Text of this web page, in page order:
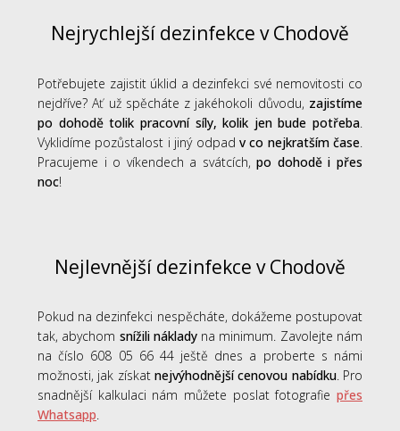
Nejrychlejší dezinfekce v Chodově
Potřebujete zajistit úklid a dezinfekci své nemovitosti co
nejdříve? Ať už spěcháte z jakéhokoli důvodu, zajistíme
po dohodě tolik pracovní síly, kolik jen bude potřeba
Vyklidíme pozůstalost i jiný odpad v co nejkratším čase
Pracujeme i o víkendech a svátcích,po dohodě i přes
noc!
Nejlevnější dezinfekce v Chodově
Pokud na dezinfekci nespěcháte, dokážeme postupovat
tak, abychom snížili nákladyna minimum. Zavolejte nám
na číslo 608 05 66 44 ještě dnes a proberte s námi
možnosti, jak získat nejvýhodnější cenovou nabídku. Pro
snadnější kalkulaci nám můžete poslat fotografie přes
Whatsapp.